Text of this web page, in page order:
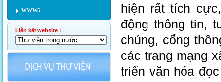
WWW5
Liên kết website :
hiện rất tích
động thông tin,
chúng, cổng
các trang mạng
triển văn hóa